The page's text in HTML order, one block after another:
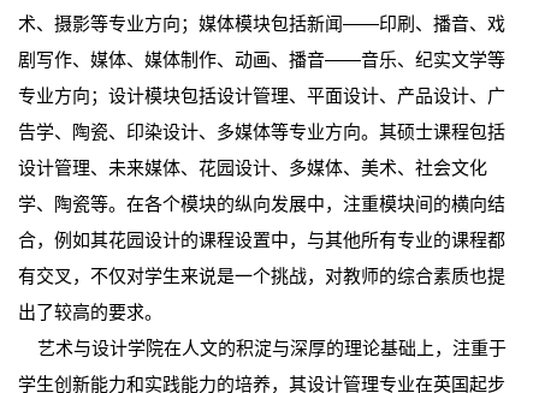
术、摄影等专业方向；媒体模块包括新闻——印刷、播音、戏
剧写作、媒体、媒体制作、动画、播音——音乐、纪实文学等
专业方向；设计模块包括设计管理、平面设计、产品设计、广
告学、陶瓷、印染设计、多媒体等专业方向。其硕士课程包括
设计管理、未来媒体、花园设计、多媒体、美术、社会文化
学、陶瓷等。在各个模块的纵向发展中，注重模块间的横向结
合，例如其花园设计的课程设置中，与其他所有专业的课程都
有交叉，不仅对学生来说是一个挑战，对教师的综合素质也提
出了较高的要求。
艺术与设计学院在人文的积淀与深厚的理论基础上，注重于
学生创新能力和实践能力的培养，其设计管理专业在英国起步